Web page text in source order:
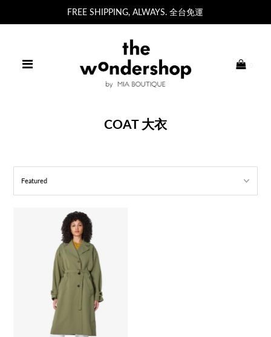
FREE SHIPPING, ALWAYS. 全台免運
COAT 大衣